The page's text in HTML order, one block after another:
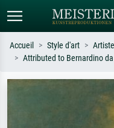
Recherchez par artiste, titre ou
ex. Monet, Nuit étoilée,
impressionnisme, vague de
Accueil Style d'art
Attributed to Bernardino